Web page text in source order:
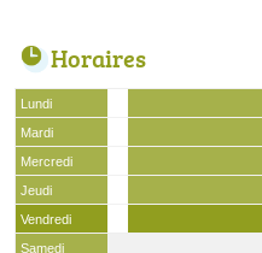
Horaires
Lundi
Mardi
Mercredi
Jeudi
Vendredi
Samedi